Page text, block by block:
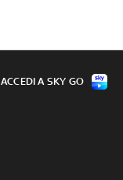
ACCEDI A SKY GO